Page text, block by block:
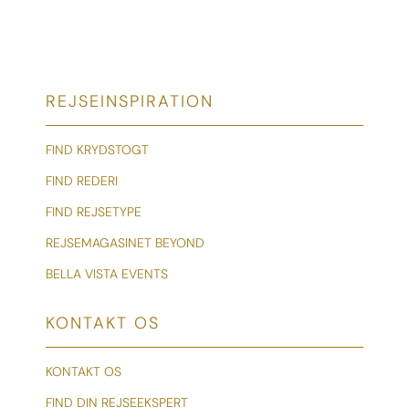
REJSEINSPIRATION
FIND KRYDSTOGT
FIND REDERI
FIND REJSETYPE
REJSEMAGASINET BEYOND
BELLA VISTA EVENTS
KONTAKT OS
KONTAKT OS
FIND DIN REJSEEKSPERT